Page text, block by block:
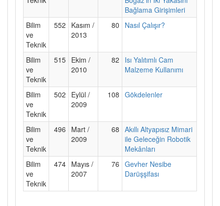
Bağlama Girişimleri
Bilim
ve
Teknik
552
Kasım /
2013
80 Nasıl Çalışır?
Bilim
ve
Teknik
515 Ekim /
2010
82
Isı Yalıtımlı Cam
Malzeme Kullanımı
Bilim
ve
Teknik
502
Eylül /
2009
108 Gökdelenler
Bilim
ve
Teknik
496
Mart /
2009
68 Akıllı Altyapısız Mimari
ile Geleceğin Robotik
Mekânları
Bilim
ve
Teknik
474 Mayıs /
2007
76 Gevher Nesibe
Darüşşifası